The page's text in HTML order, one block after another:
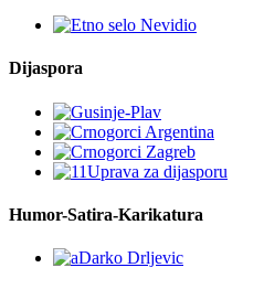
Dijaspora
Humor-Satira-Karikatura